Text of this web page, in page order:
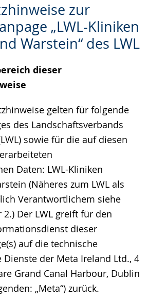
zur
„LWL-Kliniken
Warstein“ des LWL
dieser
gelten für folgende
des Landschaftsverbands
sowie für die auf diesen
Daten: LWL-Kliniken
(Näheres zum LWL als
Verantwortlichem siehe
Der LWL greift für den
dieser
auf die technische
der Meta Ireland Ltd., 4
Grand Canal Harbour, Dublin
„Meta“) zurück.